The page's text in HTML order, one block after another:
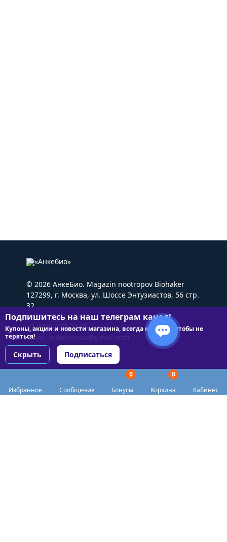
Избранное Сообщение
0
Бонусы
0
Корзина
Кабинет
© 2026 АнкеБио. Magazin nootropov Biohaker
127299, г. Москва, ул. Шоссе Энтузиастов, 56 стр.
32
+7 (495) 227-22-05
+7 (985) 227-22-05
Email: ankebiorus@gmail.com
Подпишитесь на наш телеграм канал!
Купоны, акции и новости магазина, всегда на связи чтобы не
теряться!
Скрыть Подписаться